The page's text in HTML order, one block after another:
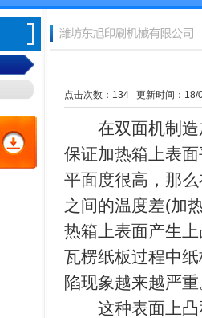
点击次数： 134更新时间：18/
在双面机制造
保证加热箱上表
平面度很高，那
之间的温度差(加
热箱上表面产生
瓦楞纸板过程中
陷现象越来越严
这种表面上凸